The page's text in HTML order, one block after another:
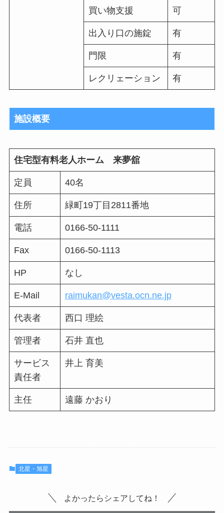
買い物支援 可
出入り口の施錠 有
門限 有
レクリェーション 有
施設概要
住宅型有料老人ホーム 来夢舘
定員 40名
住所 緑町19丁目2811番地
電話 0166-50-1111
Fax 0166-50-1113
HP なし
E-Mail raimukan@vesta.ocn.ne.jp
代表者 西口 理絵
管理者 石井 直也
サービス
責任者
井上 育美
主任 遠藤 かおり
北星・旭星
よかったらシェアしてね！